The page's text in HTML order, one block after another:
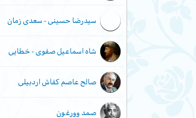
سیدرضا حسینی - سعدی زمان
شاه اسماعیل صفوی - خطایی
صالح عاصم کفاش اردبیلی
صمد وورغون